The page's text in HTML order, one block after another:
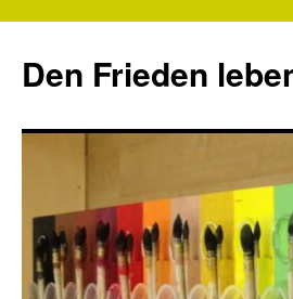
springen
Den Frieden